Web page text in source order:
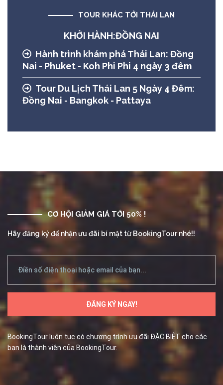
TOUR KHÁC TỚI THÁI LAN
KHỞI HÀNH:ĐỒNG NAI
Hành trình khám phá Thái Lan: Đồng
Nai - Phuket - Koh Phi Phi 4 ngày 3 đêm
Tour Du Lịch Thái Lan 5 Ngày 4 Đêm:
Đồng Nai - Bangkok - Pattaya
CƠ HỘI GIẢM GIÁ TỚI 50% !
Hãy đăng ký để nhận ưu đãi bí mật từ BookingTour nhé!!
BookingTour luôn tục có chương trình ưu đãi ĐẶC BIỆT cho các
bạn là thành viên của BookingTour.